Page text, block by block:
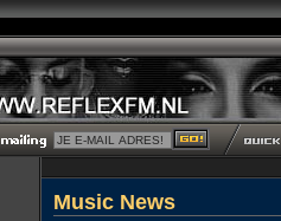
Music News